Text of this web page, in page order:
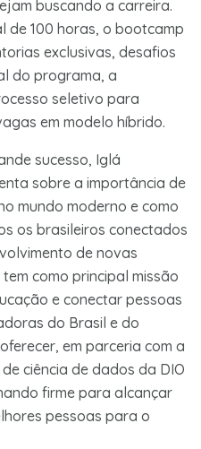
buscando a carreira.
de 100 horas, o bootcamp
exclusivas, desafios
do programa, a
seletivo para
em modelo híbrido.
sucesso, Iglá
sobre a importância de
mundo moderno e como
os brasileiros conectados
de novas
como principal missão
e conectar pessoas
do Brasil e do
em parceria com a
ciência de dados da DIO
firme para alcançar
pessoas para o